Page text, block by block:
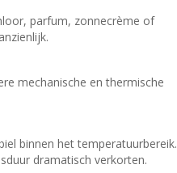
parfum, zonnecrème of
mechanische en thermische
binnen het temperatuurbereik.
dramatisch verkorten.